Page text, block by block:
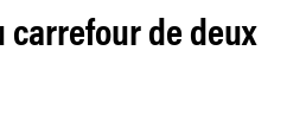
de deux